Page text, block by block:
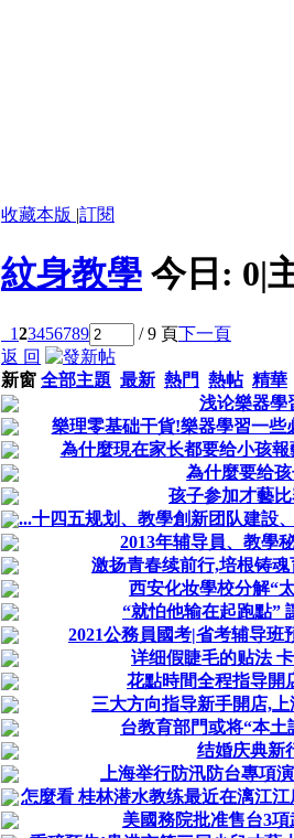
收藏本版 |訂閱
紋身教學 今日: 0|
123456789 / 9 頁下一頁
返 回
新窗 全部主題 最新 熱門 熱帖 精華
浅论樂器學
樂理零基础干貨!樂器學習一些
為什麼現在家长都要给小孩
為什麼要给
孩子参加才藝
...十四五规划、教學創新团队建設
2013年辅导員、教學
激扬青春续前行,培根铸
西安化妆學校分解“
“就怕他输在起跑點”
2021公務員國考|省考辅导
详细假睫毛的贴法
花點時間全程指导開
三大方向指导新手開店,
台教育部門或将“本
结婚庆典新
上海举行防汛防台專項
怎麼看 桂林潜水教练最近在漓江
美國務院批准售台3